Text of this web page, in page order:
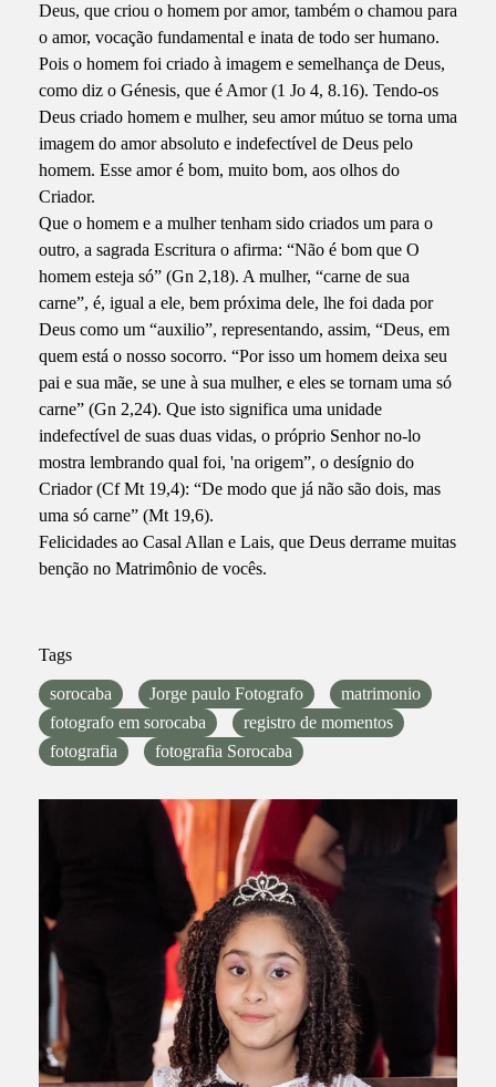
Deus, que criou o homem por amor, também o chamou para
o amor, vocação fundamental e inata de todo ser humano.
Pois o homem foi criado à imagem e semelhança de Deus,
como diz o Génesis, que é Amor (1 Jo 4, 8.16). Tendo-os
Deus criado homem e mulher, seu amor mútuo se torna uma
imagem do amor absoluto e indefectível de Deus pelo
homem. Esse amor é bom, muito bom, aos olhos do
Criador.
Que o homem e a mulher tenham sido criados um para o
outro, a sagrada Escritura o afirma: “Não é bom que O
homem esteja só” (Gn 2,18). A mulher, “carne de sua
carne”, é, igual a ele, bem próxima dele, lhe foi dada por
Deus como um “auxilio”, representando, assim, “Deus, em
quem está o nosso socorro. “Por isso um homem deixa seu
pai e sua mãe, se une à sua mulher, e eles se tornam uma só
carne” (Gn 2,24). Que isto significa uma unidade
indefectível de suas duas vidas, o próprio Senhor no-lo
mostra lembrando qual foi, 'na origem”, o desígnio do
Criador (Cf Mt 19,4): “De modo que já não são dois, mas
uma só carne” (Mt 19,6).
Felicidades ao Casal Allan e Lais, que Deus derrame muitas
benção no Matrimônio de vocês.
Tags
sorocaba Jorge paulo Fotografo
matrimonio
fotografo em sorocaba
registro de momentos
fotografia
fotografia Sorocaba